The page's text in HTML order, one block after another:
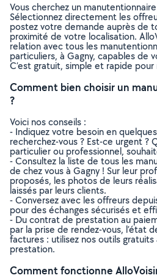
Vous cherchez un
Sélectionnez directement les
postez votre demande auprès de
proximité de votre localisation.
relation avec tous les
particuliers, à Gagny, capables de
C’est gratuit, simple et rapide
Comment bien choisir un
?
Voici nos conseils :
- Indiquez votre besoin en
recherchez-vous ? Est-ce urgent ?
particulier ou professionnel,
- Consultez la liste de tous les
de chez vous à Gagny ! Sur leur
proposés, les photos de leurs
laissés par leurs clients.
- Conversez avec les offreurs
pour des échanges sécurisés et
- Du contrat de prestation au
par la prise de rendez-vous, l’état
factures : utilisez nos outils
prestation.
Comment fonctionne